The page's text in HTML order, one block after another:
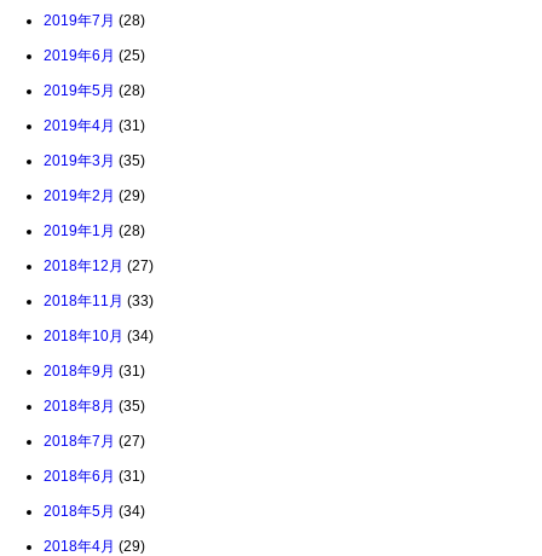
2019年7月 (28)
2019年6月 (25)
2019年5月 (28)
2019年4月 (31)
2019年3月 (35)
2019年2月 (29)
2019年1月 (28)
2018年12月 (27)
2018年11月 (33)
2018年10月 (34)
2018年9月 (31)
2018年8月 (35)
2018年7月 (27)
2018年6月 (31)
2018年5月 (34)
2018年4月 (29)